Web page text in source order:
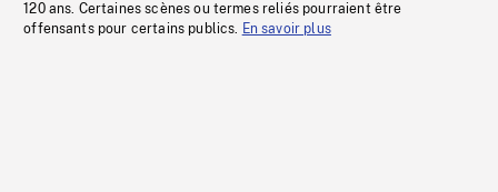
120 ans. Certaines scènes ou termes reliés pourraient être
offensants pour certains publics. En savoir plus